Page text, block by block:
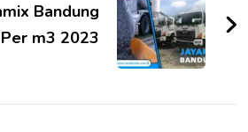
Bandung
Per m3 2023